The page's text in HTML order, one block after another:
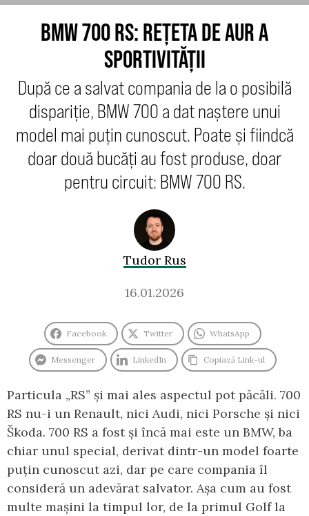
BMW 700 RS: REȚETA DE AUR A
SPORTIVITĂȚII
După ce a salvat compania de la o posibilă
dispariție, BMW 700 a dat naștere unui
model mai puțin cunoscut. Poate și fiindcă
doar două bucăți au fost produse, doar
pentru circuit: BMW 700 RS.
Tudor Rus
16.01.2026
Facebook Twitter WhatsApp
Messenger LinkedIn Copiază Link-ul
Particula „RS” și mai ales aspectul pot păcăli. 700
RS nu-i un Renault, nici Audi, nici Porsche și nici
Škoda. 700 RS a fost și încă mai este un BMW, ba
chiar unul special, derivat dintr-un model foarte
puțin cunoscut azi, dar pe care compania îl
consideră un adevărat salvator. Așa cum au fost
multe mașini la timpul lor, de la primul Golf la